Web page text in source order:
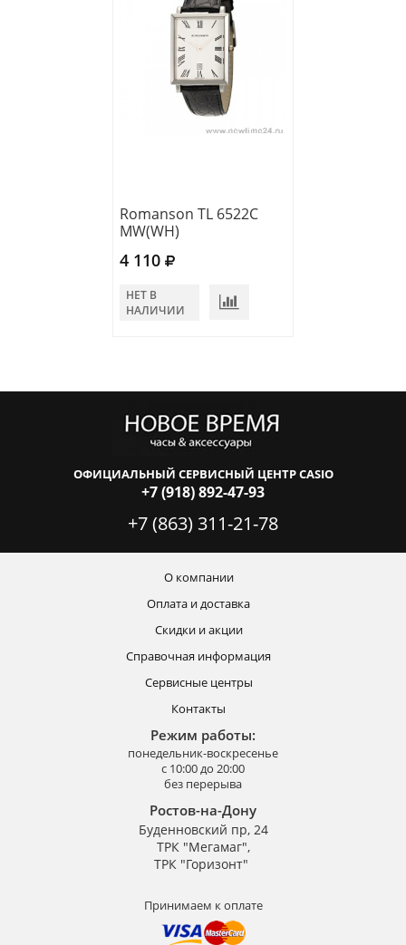
Romanson TL 6522C
MW(WH)
4 110
НЕТ В
НАЛИЧИИ
ОФИЦИАЛЬНЫЙ СЕРВИСНЫЙ ЦЕНТР CASIO
+7 (918) 892-47-93
+7 (863) 311-21-78
О компании
Оплата и доставка
Скидки и акции
Справочная информация
Сервисные центры
Контакты
Режим работы:
понедельник-воскресенье
с 10:00 до 20:00
без перерыва
Ростов-на-Дону
Буденновский пр, 24
ТРК "Мегамаг",
ТРК "Горизонт"
Принимаем к оплате